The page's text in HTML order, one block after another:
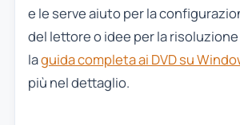
e le serve aiuto per la
del lettore o idee per la
laguida completa ai DVD su
più nel dettaglio.